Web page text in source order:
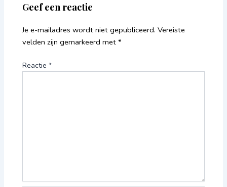
Geef een reactie
Je e-mailadres wordt niet gepubliceerd. Vereiste
velden zijn gemarkeerd met*
Reactie*